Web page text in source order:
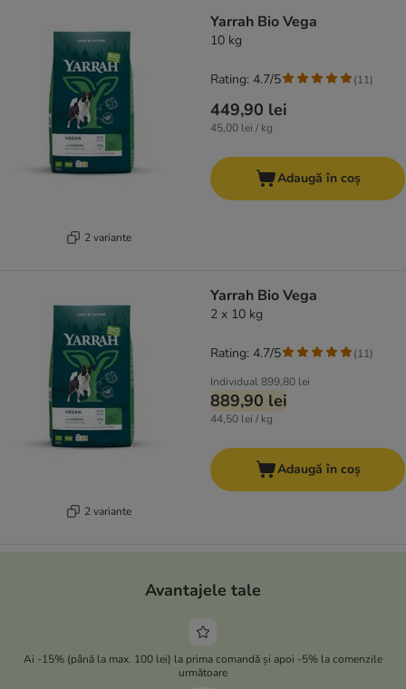
2 variante
Yarrah Bio Vega
10 kg
449,90 lei
45,00 lei / kg
Rating: 4.7/5 (11)
Adaugă în coș
2 variante
Yarrah Bio Vega
2 x 10 kg
Individual899,80 lei
889,90 lei
44,50 lei / kg
Rating: 4.7/5 (11)
Adaugă în coș
Avantajele tale
Ai -15% (până la max. 100 lei) la prima comandă și apoi -5% la comenzile
următoare